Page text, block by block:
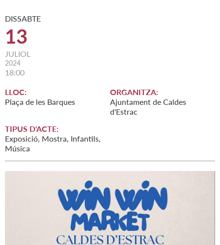
DISSABTE
13
JULIOL
2024
18:00
LLOC:
Plaça de les Barques
ORGANITZA:
Ajuntament de Caldes
d'Estrac
TIPUS D'ACTE:
Exposició, Mostra, Infantils,
Música